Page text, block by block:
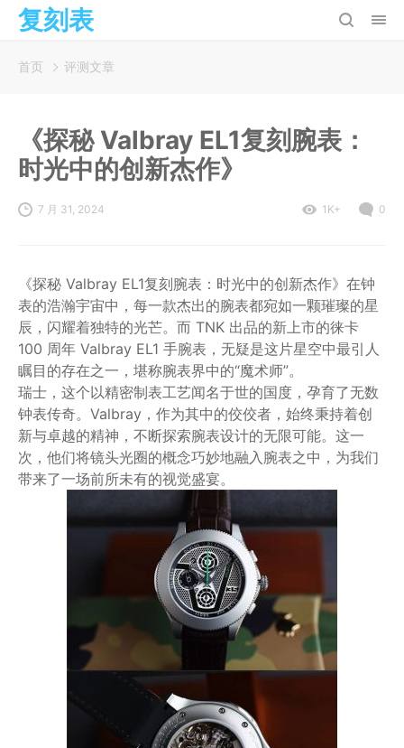
复刻表
首页 评测文章
《探秘 Valbray EL1复刻腕表：
时光中的创新杰作》
7 月 31, 2024 1K+ 0
《探秘 Valbray EL1复刻腕表：时光中的创新杰作》在钟
表的浩瀚宇宙中，每一款杰出的腕表都宛如一颗璀璨的星
辰，闪耀着独特的光芒。而 TNK 出品的新上市的徕卡
100 周年 Valbray EL1 手腕表，无疑是这片星空中最引人
瞩目的存在之一，堪称腕表界中的“魔术师”。
瑞士，这个以精密制表工艺闻名于世的国度，孕育了无数
钟表传奇。Valbray，作为其中的佼佼者，始终秉持着创
新与卓越的精神，不断探索腕表设计的无限可能。这一
次，他们将镜头光圈的概念巧妙地融入腕表之中，为我们
带来了一场前所未有的视觉盛宴。